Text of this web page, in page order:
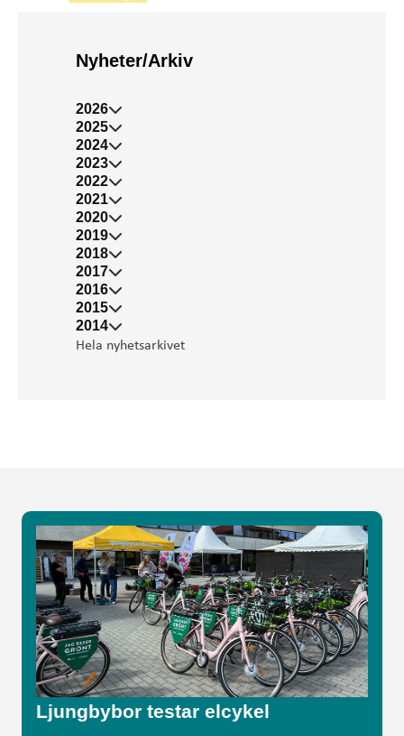
Nyheter/Arkiv
2026
2025
2024
2023
2022
2021
2020
2019
2018
2017
2016
2015
2014
Hela nyhetsarkivet
Ljungbybor testar elcykel